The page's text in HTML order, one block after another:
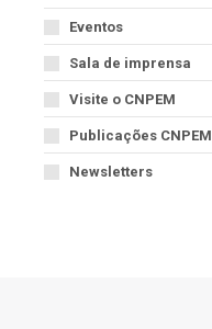
Eventos
Sala de imprensa
Visite o CNPEM
Publicações CNPEM
Newsletters